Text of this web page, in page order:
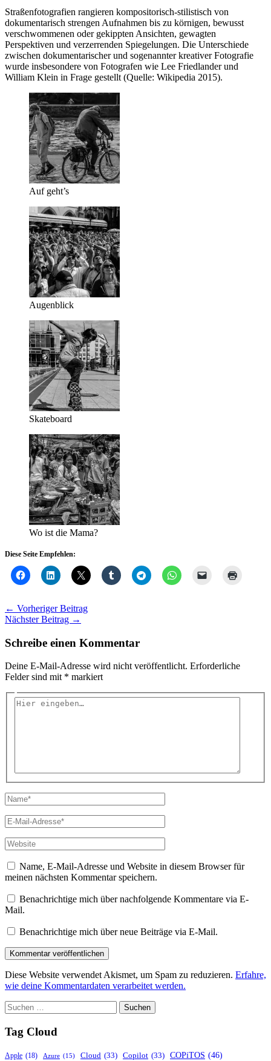
Straßenfotografien rangieren kompositorisch-stilistisch von
dokumentarisch strengen Aufnahmen bis zu körnigen, bewusst
verschwommenen oder gekippten Ansichten, gewagten
Perspektiven und verzerrenden Spiegelungen. Die Unterschiede
zwischen dokumentarischer und sogenannter kreativer Fotografie
wurde insbesondere von Fotografen wie Lee Friedlander und
William Klein in Frage gestellt (Quelle: Wikipedia 2015).
Auf geht’s
Augenblick
Skateboard
Wo ist die Mama?
Diese Seite Empfehlen:
← Vorheriger Beitrag
Nächster Beitrag →
Schreibe einen Kommentar
Deine E-Mail-Adresse wird nicht veröffentlicht. Erforderliche
Felder sind mit * markiert
Hier
Name*
E-
Mail-
Adresse*
Website
Name, E-Mail-Adresse und Website in diesem Browser für
meinen nächsten Kommentar speichern.
Benachrichtige mich über nachfolgende Kommentare via E-
Mail.
Benachrichtige mich über neue Beiträge via E-Mail.
Diese Website verwendet Akismet, um Spam zu reduzieren. Erfahre,
wie deine Kommentardaten verarbeitet werden.
Suchen
nach:
Tag Cloud
Apple (18) Azure (15) Cloud (33) Copilot (33) COPiTOS (46)